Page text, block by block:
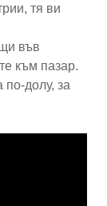
тя ви
във
към пазар.
долу, за